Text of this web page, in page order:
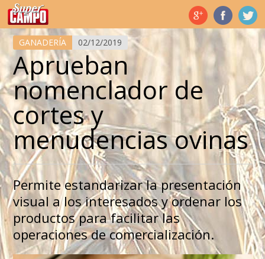
Temas de hoy
GANADERÍA 02/12/2019
Aprueban
nomenclador de
cortes y
menudencias ovinas
Permite estandarizar la presentación
visual a los interesados y ordenar los
productos para facilitar las
operaciones de comercialización.